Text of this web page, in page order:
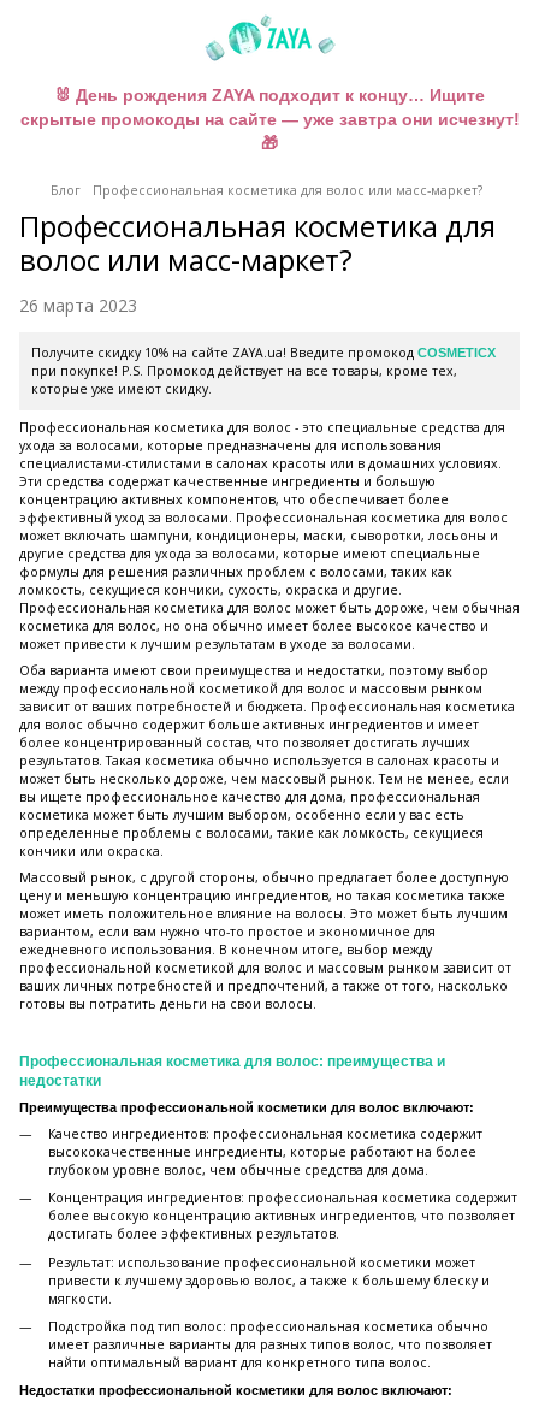
🐰 День рождения ZAYA подходит к концу… Ищите
скрытые промокоды на сайте — уже завтра они исчезнут!
🎁
Блог Профессиональная косметика для волос или масс-маркет?
Профессиональная косметика для
волос или масс-маркет?
26 марта 2023
Получите скидку 10% на сайте ZAYA.ua! Введите промокод COSMETICX
при покупке! P.S. Промокод действует на все товары, кроме тех,
которые уже имеют скидку.
Профессиональная косметика для волос - это специальные средства для
ухода за волосами, которые предназначены для использования
специалистами-стилистами в салонах красоты или в домашних условиях.
Эти средства содержат качественные ингредиенты и большую
концентрацию активных компонентов, что обеспечивает более
эффективный уход за волосами. Профессиональная косметика для волос
может включать шампуни, кондиционеры, маски, сыворотки, лосьоны и
другие средства для ухода за волосами, которые имеют специальные
формулы для решения различных проблем с волосами, таких как
ломкость, секущиеся кончики, сухость, окраска и другие.
Профессиональная косметика для волос может быть дороже, чем обычная
косметика для волос, но она обычно имеет более высокое качество и
может привести к лучшим результатам в уходе за волосами.
Оба варианта имеют свои преимущества и недостатки, поэтому выбор
между профессиональной косметикой для волос и массовым рынком
зависит от ваших потребностей и бюджета. Профессиональная косметика
для волос обычно содержит больше активных ингредиентов и имеет
более концентрированный состав, что позволяет достигать лучших
результатов. Такая косметика обычно используется в салонах красоты и
может быть несколько дороже, чем массовый рынок. Тем не менее, если
вы ищете профессиональное качество для дома, профессиональная
косметика может быть лучшим выбором, особенно если у вас есть
определенные проблемы с волосами, такие как ломкость, секущиеся
кончики или окраска.
Массовый рынок, с другой стороны, обычно предлагает более доступную
цену и меньшую концентрацию ингредиентов, но такая косметика также
может иметь положительное влияние на волосы. Это может быть лучшим
вариантом, если вам нужно что-то простое и экономичное для
ежедневного использования. В конечном итоге, выбор между
профессиональной косметикой для волос и массовым рынком зависит от
ваших личных потребностей и предпочтений, а также от того, насколько
готовы вы потратить деньги на свои волосы.
Профессиональная косметика для волос: преимущества и
недостатки
Преимущества профессиональной косметики для волос включают:
Качество ингредиентов: профессиональная косметика содержит
высококачественные ингредиенты, которые работают на более
глубоком уровне волос, чем обычные средства для дома.
Концентрация ингредиентов: профессиональная косметика содержит
более высокую концентрацию активных ингредиентов, что позволяет
достигать более эффективных результатов.
Результат: использование профессиональной косметики может
привести к лучшему здоровью волос, а также к большему блеску и
мягкости.
Подстройка под тип волос: профессиональная косметика обычно
имеет различные варианты для разных типов волос, что позволяет
найти оптимальный вариант для конкретного типа волос.
Недостатки профессиональной косметики для волос включают: